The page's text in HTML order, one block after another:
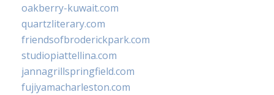
oakberry-kuwait.com
quartzliterary.com
friendsofbroderickpark.com
studiopiattellina.com
jannagrillspringfield.com
fujiyamacharleston.com